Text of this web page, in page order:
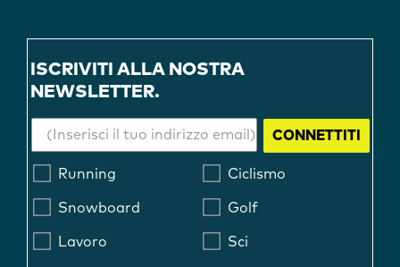
ISCRIVITI ALLA NOSTRA
NEWSLETTER.
CONNETTITI
Running Ciclismo
Snowboard Golf
Lavoro Sci